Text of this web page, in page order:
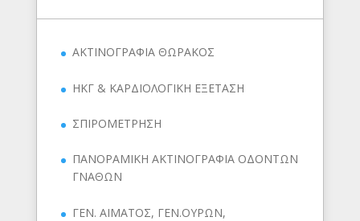
ΑΚΤΙΝΟΓΡΑΦΙΑ ΘΩΡΑΚΟΣ
ΗΚΓ & ΚΑΡΔΙΟΛΟΓΙΚΗ ΕΞΕΤΑΣΗ
ΣΠΙΡΟΜΕΤΡΗΣΗ
ΠΑΝΟΡΑΜΙΚΗ ΑΚΤΙΝΟΓΡΑΦΙΑ ΟΔΟΝΤΩΝ
ΓΝΑΘΩΝ
ΓΕΝ. ΑΙΜΑΤΟΣ, ΓΕΝ.ΟΥΡΩΝ,